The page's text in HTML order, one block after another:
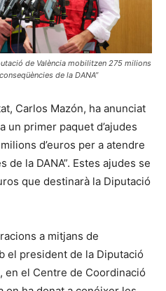
de València mobilitzen 275 milions
de la DANA”
Carlos Mazón, ha anunciat
un primer paquet d’ajudes
d’euros per a atendre
la DANA”. Estes ajudes se
que destinarà la Diputació
a mitjans de
el president de la Diputació
en el Centre de Coordinació